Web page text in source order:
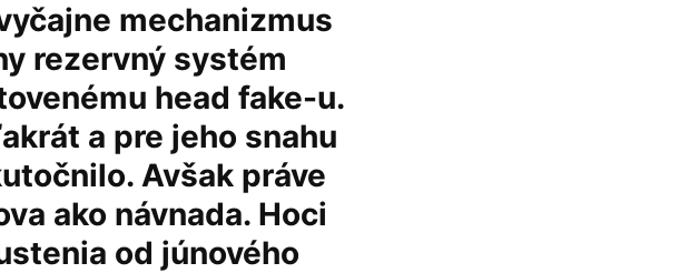
mechanizmus
rezervný systém
head fake-u.
a pre jeho snahu
Avšak práve
ako návnada. Hoci
od júnového